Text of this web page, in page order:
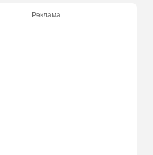
палестинскими строят
Реклама